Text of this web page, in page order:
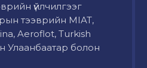
үйлчилгээг
тээврийн MIAT,
Aeroflot, Turkish
Улаанбаатар болон